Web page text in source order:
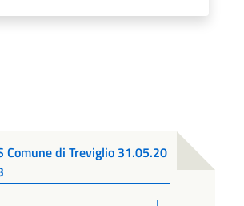
Comune di Treviglio 31.05.20